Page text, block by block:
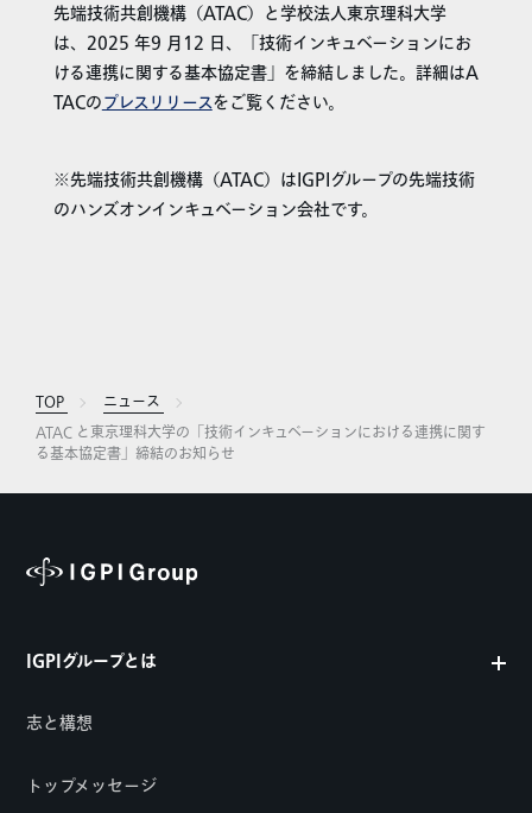
先端技術共創機構（ATAC）と学校法人東京理科大学
は、2025 年9 月12 日、「技術インキュベーションにお
ける連携に関する基本協定書」を締結しました。詳細はA
TACのプレスリリースをご覧ください。
※先端技術共創機構（ATAC）はIGPIグループの先端技術
のハンズオンインキュベーション会社です。
TOP
ニュース
ATAC と東京理科大学の「技術インキュベーションにおける連携に関す
る基本協定書」締結のお知らせ
IGPIグループとは
志と構想
トップメッセージ